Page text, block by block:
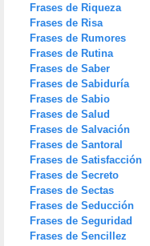
Frases de Riqueza
Frases de Risa
Frases de Rumores
Frases de Rutina
Frases de Saber
Frases de Sabiduría
Frases de Sabio
Frases de Salud
Frases de Salvación
Frases de Santoral
Frases de Satisfacción
Frases de Secreto
Frases de Sectas
Frases de Seducción
Frases de Seguridad
Frases de Sencillez